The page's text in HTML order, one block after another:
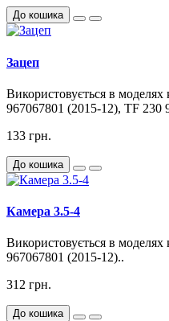
До кошика
Зацеп
Використовується в моделях
967067801 (2015-12), TF 230
133 грн.
До кошика
Камера 3.5-4
Використовується в моделях
967067801 (2015-12)..
312 грн.
До кошика